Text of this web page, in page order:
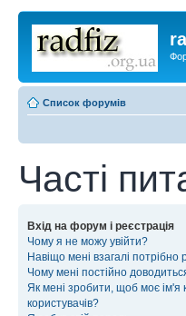
Список форумів
Часті
Вхід на форум і реєстрація
Чому я не можу увійти?
Навіщо мені взагалі потрібно
Чому мені постійно
Як мені зробити, щоб моє ім'я
користувачів?